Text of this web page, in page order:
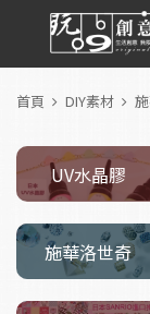
首頁 DIY素材
UV水晶膠
施華洛世奇